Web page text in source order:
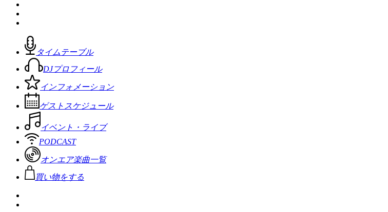
タイムテーブル
DJプロフィール
インフォメーション
ゲストスケジュール
イベント・ライブ
PODCAST
オンエア楽曲一覧
買い物をする